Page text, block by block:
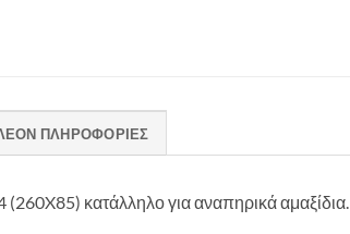
ΠΛΗΡΟΦΟΡΊΕΣ
(260X85) κατάλληλο για αναπηρικά αμαξίδια.